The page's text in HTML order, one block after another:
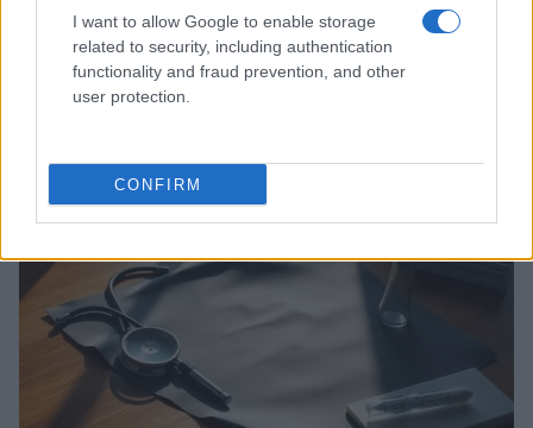
I want to allow Google to enable storage
related to security, including authentication
functionality and fraud prevention, and other
user protection.
CONFIRM
Come le tensioni in Medio Oriente e gli investimenti in